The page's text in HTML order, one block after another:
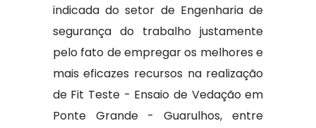
indicada do setor de Engenharia de
segurança do trabalho justamente
pelo fato de empregar os melhores e
mais eficazes recursos na realização
de Fit Teste - Ensaio de Vedação em
Ponte Grande - Guarulhos, entre